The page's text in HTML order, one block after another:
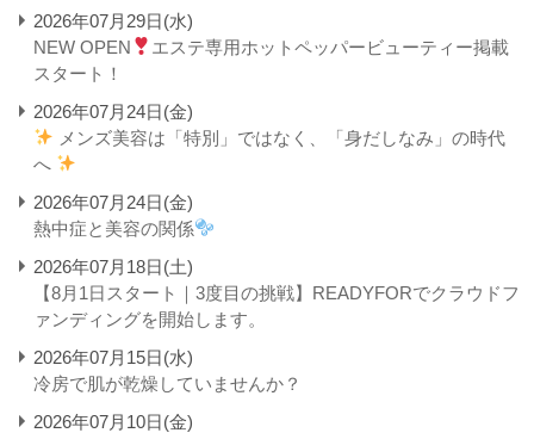
2026年07月29日(水)
NEW OPEN
エステ専用ホットペッパービューティー掲載
スタート！
2026年07月24日(金)
メンズ美容は「特別」ではなく、「身だしなみ」の時代
へ
2026年07月24日(金)
熱中症と美容の関係
2026年07月18日(土)
【8月1日スタート｜3度目の挑戦】READYFORでクラウドフ
ァンディングを開始します。
2026年07月15日(水)
冷房で肌が乾燥していませんか？
2026年07月10日(金)